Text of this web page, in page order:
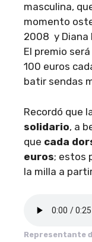
masculina,
momento
2008 y Diana
El premio
100 euros
batir sendas
Recordó que
solidario, a
que cada
euros; estos
la milla a
Representante